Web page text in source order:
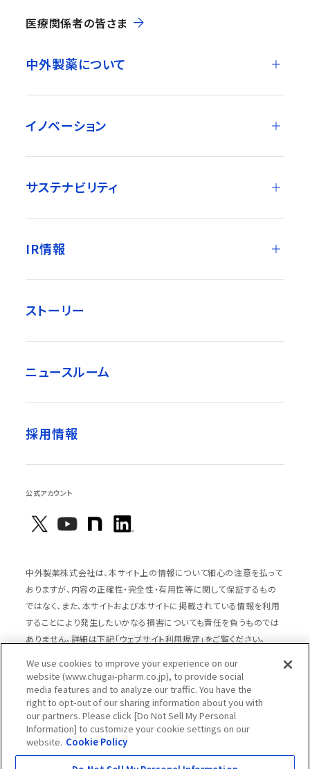
医療関係者の皆さま
中外製薬について
イノベーション
サステナビリティ
IR情報
ストーリー
ニュースルーム
採用情報
公式アカウント
中外製薬株式会社は、本サイト上の情報について細心の注意を払って
おりますが、内容の正確性・完全性・有用性等に関して保証するもの
ではなく、また、本サイトおよび本サイトに掲載されている情報を利用
することにより発生したいかなる損害についても責任を負うものでは
ありません。詳細は下記「ウェブサイト利用規定」をご覧ください。
サイトマップ
ウェブサイト利用規定
個人情報の取扱いのご案内
ソーシャルメディアポリシー
推奨閲覧環境
ウェブアクセシビリティ対応
We use cookies to improve your experience on our
website (www.chugai-pharm.co.jp), to provide social
media features and to analyze our traffic. You have the
right to opt-out of our sharing information about you with
our partners. Please click [Do Not Sell My Personal
Information] to customize your cookie settings on our
website. Cookie Policy